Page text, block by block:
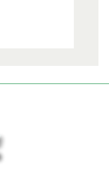
ไทย ด้วยเวลา
านพาไปเที่ยวที่
ง